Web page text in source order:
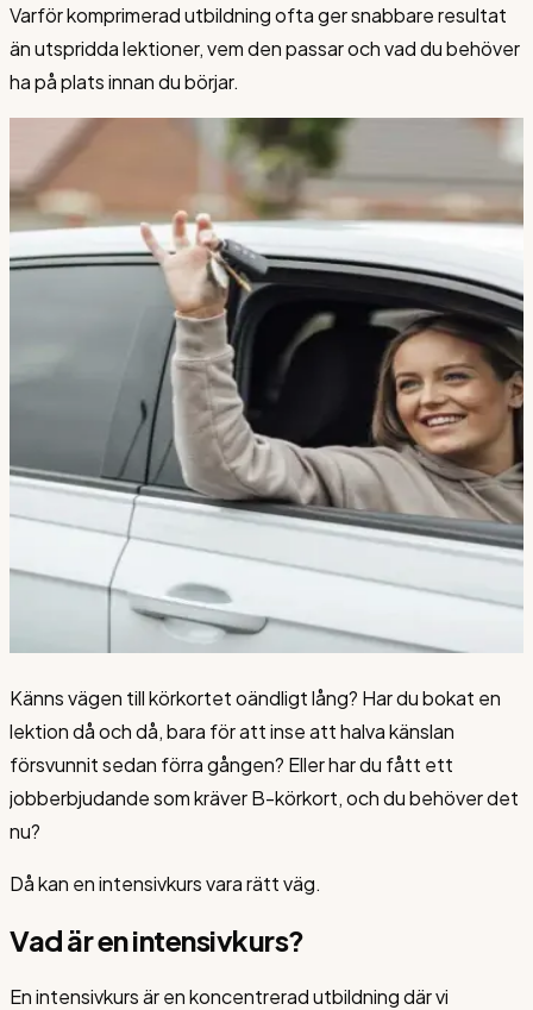
Varför komprimerad utbildning ofta ger snabbare resultat
än utspridda lektioner, vem den passar och vad du behöver
ha på plats innan du börjar.
Känns vägen till körkortet oändligt lång? Har du bokat en
lektion då och då, bara för att inse att halva känslan
försvunnit sedan förra gången? Eller har du fått ett
jobberbjudande som kräver B-körkort, och du behöver det
nu?
Då kan en intensivkurs vara rätt väg.
Vad är en intensivkurs?
En intensivkurs är en koncentrerad utbildning där vi